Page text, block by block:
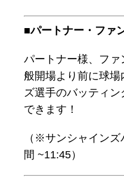
■パートナー・ファ
パートナー様、フ
般開場より前に球
ズ選手のバッティ
できます！
（※サンシャイン
間 ~11:45）